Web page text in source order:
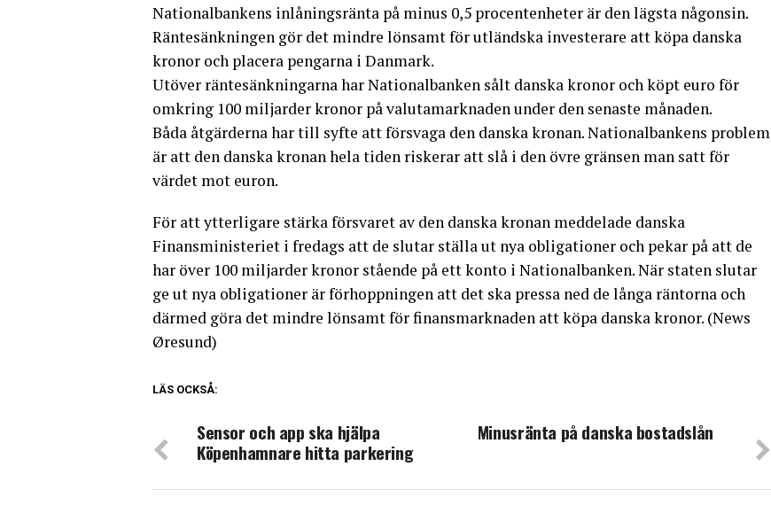
Nationalbankens inlåningsränta på minus 0,5 procentenheter är den lägsta någonsin.
Räntesänkningen gör det mindre lönsamt för utländska investerare att köpa danska
kronor och placera pengarna i Danmark.
Utöver räntesänkningarna har Nationalbanken sålt danska kronor och köpt euro för
omkring 100 miljarder kronor på valutamarknaden under den senaste månaden.
Båda åtgärderna har till syfte att försvaga den danska kronan. Nationalbankens problem
är att den danska kronan hela tiden riskerar att slå i den övre gränsen man satt för
värdet mot euron.
För att ytterligare stärka försvaret av den danska kronan meddelade danska
Finansministeriet i fredags att de slutar ställa ut nya obligationer och pekar på att de
har över 100 miljarder kronor stående på ett konto i Nationalbanken. När staten slutar
ge ut nya obligationer är förhoppningen att det ska pressa ned de långa räntorna och
därmed göra det mindre lönsamt för finansmarknaden att köpa danska kronor. (News
Øresund)
LÄS OCKSÅ:
Minusränta på danska bostadslån
Sensor och app ska hjälpa
Köpenhamnare hitta parkering